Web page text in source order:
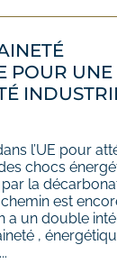
POUR UNE
l’UE pour
chocs
la
est
a un double
,